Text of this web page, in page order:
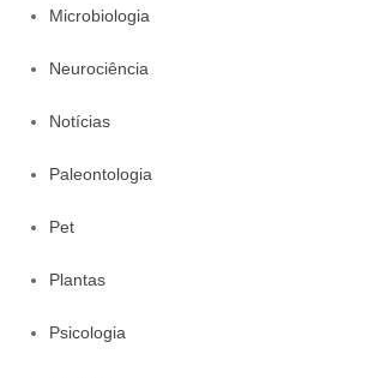
Microbiologia
Neurociência
Notícias
Paleontologia
Pet
Plantas
Psicologia